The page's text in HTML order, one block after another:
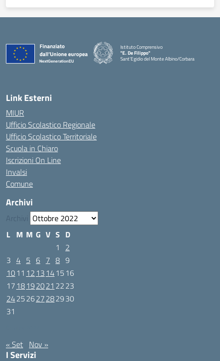
Istituto Comprensivo
"E. De Filippo"
Sant'Egidio del Monte Albino/Corbara
Link Esterni
MIUR
Ufficio Scolastico Regionale
Ufficio Scolastico Territoriale
Scuola in Chiaro
Iscrizioni On Line
Invalsi
Comune
Archivi
Archivi
L M M G V S D
1
2
3 4 5 6 7 8 9
1011 12 13 1415 16
17 18192021 2223
24252627282930
31
« Set Nov »
I Servizi